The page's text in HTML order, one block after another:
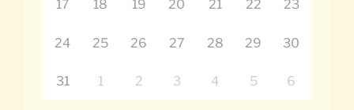
17 18 19 20 21 22 23
24 25 26 27 28 29 30
31 1 2 3 4 5 6